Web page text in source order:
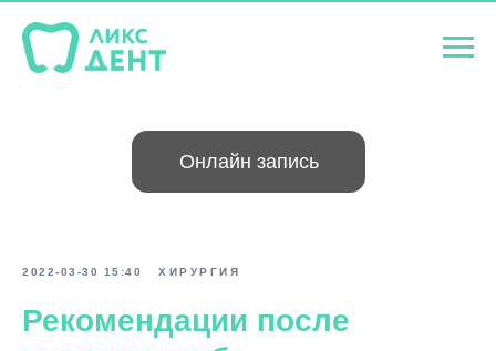
Онлайн запись
2022-03-30 15:40 ХИРУРГИЯ
Рекомендации после